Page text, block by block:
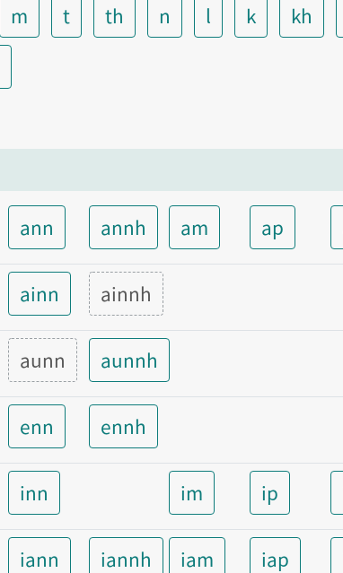
m t th n l k kh
ann annh am ap
ainn ainnh
aunn aunnh
enn ennh
inn im ip
iann iannh iam iap